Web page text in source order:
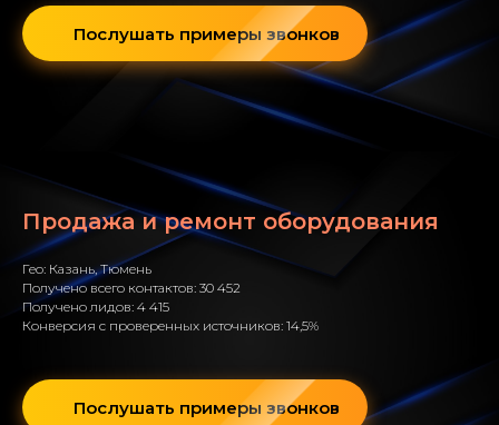
Послушать примеры звонков
Продажа и ремонт оборудования
Гео: Казань, Тюмень
Получено всего контактов: 30 452
Получено лидов: 4 415
Конверсия с проверенных источников: 14,5%
Послушать примеры звонков